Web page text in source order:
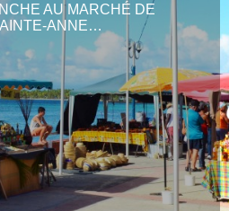
AU MARCHÉ DE
ANNE…